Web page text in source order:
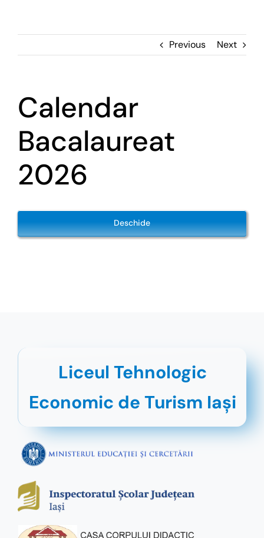
Previous Next
Calendar
Bacalaureat
2026
Deschide
Liceul Tehnologic
Economic de Turism Iaşi